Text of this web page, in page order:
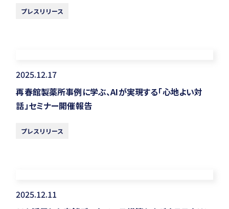
プレスリリース
2025.12.17
再春館製薬所事例に学ぶ、AIが実現する「心地よい対
話」セミナー開催報告
プレスリリース
2025.12.11